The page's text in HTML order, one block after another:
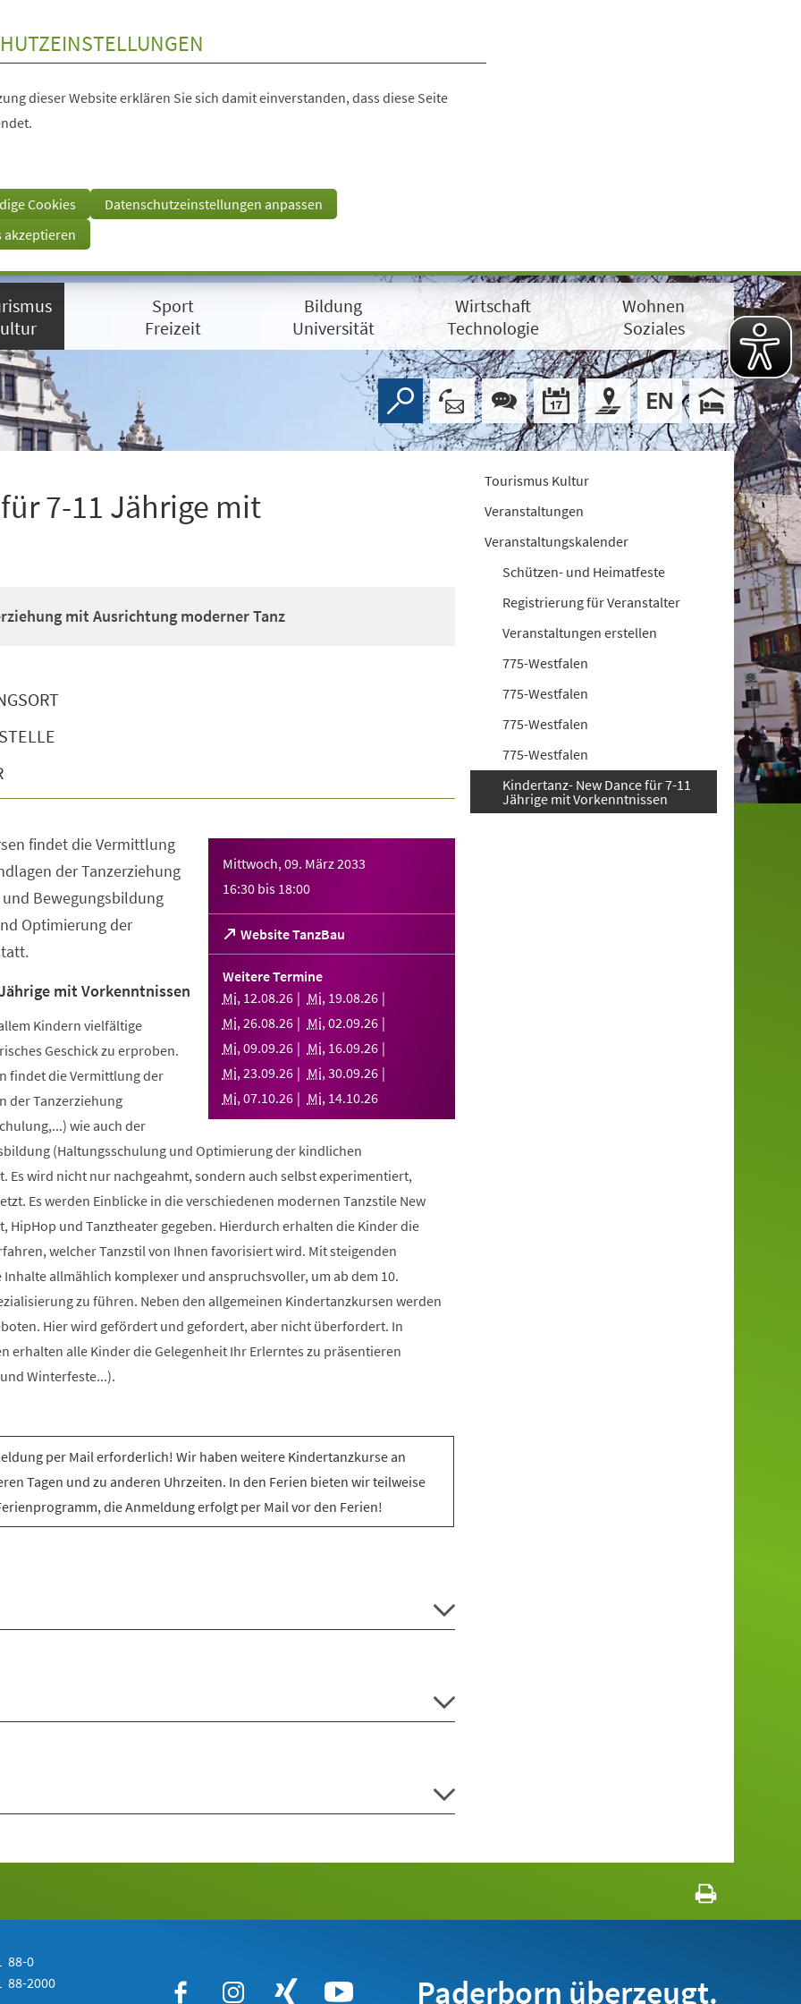
dieser Website erklären Sie sich damit einverstanden, dass diese Seite
Cookies
Datenschutzeinstellungen anpassen
akzeptieren
Sport
Freizeit
Bildung
Universität
Wirtschaft
Technologie
Wohnen
Soziales
7-11 Jährige mit
mit Ausrichtung moderner Tanz
Mittwoch, 09. März 2033
16:30 bis 18:00
Website TanzBau
(Öffnet
in
einem
neuen
Tab)
Weitere Termine
Mi, 12.08.26 Mi, 19.08.26
Mi,26.08.26 Mi,02.09.26
Mi,09.09.26 Mi, 16.09.26
Mi,23.09.26 Mi,30.09.26
Mi,07.10.26 Mi, 14.10.26
findet die Vermittlung
der Tanzerziehung
Bewegungsbildung
Optimierung der
mit Vorkenntnissen
Kindern vielfältige
Geschick zu erproben.
findet die Vermittlung der
der Tanzerziehung
wie auch der
(Haltungsschulung und Optimierung der kindlichen
Es wird nicht nur nachgeahmt, sondern auch selbst experimentiert,
Es werden Einblicke in die verschiedenen modernen Tanzstile New
HipHop und Tanztheater gegeben. Hierdurch erhalten die Kinder die
welcher Tanzstil von Ihnen favorisiert wird. Mit steigenden
allmählich komplexer und anspruchsvoller, um ab dem 10.
zu führen. Neben den allgemeinen Kindertanzkursen werden
Hier wird gefördert und gefordert, aber nicht überfordert. In
erhalten alle Kinder die Gelegenheit Ihr Erlerntes zu präsentieren
Winterfeste...).
per Mail erforderlich! Wir haben weitere Kindertanzkurse an
Tagen und zu anderen Uhrzeiten. In den Ferien bieten wir teilweise
die Anmeldung erfolgt per Mail vor den Ferien!
Tourismus Kultur
Veranstaltungen
Veranstaltungskalender
Schützen- und Heimatfeste
Registrierung für Veranstalter
Veranstaltungen erstellen
775-Westfalen
775-Westfalen
775-Westfalen
775-Westfalen
Kindertanz- New Dance für 7-11
Jährige mit Vorkenntnissen
88-0
88-2000 Paderborn überzeugt.